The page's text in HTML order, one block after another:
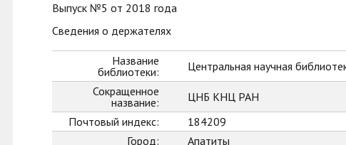
Выпуск №5 от 2018 года
Сведения о держателях
Название
библиотеки:
Центральная научная
Сокращенное
название:
ЦНБ КНЦ РАН
Почтовый индекс:
184209
Город:
Апатиты